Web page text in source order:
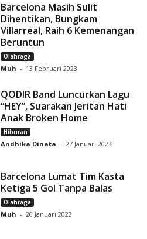
Barcelona Masih Sulit
Dihentikan, Bungkam
Villarreal, Raih 6 Kemenangan
Beruntun
Olahraga
Muh - 13 Februari 2023
QODIR Band Luncurkan Lagu
“HEY”, Suarakan Jeritan Hati
Anak Broken Home
Hiburan
Andhika Dinata - 27 Januari 2023
Barcelona Lumat Tim Kasta
Ketiga 5 Gol Tanpa Balas
Olahraga
Muh - 20 Januari 2023